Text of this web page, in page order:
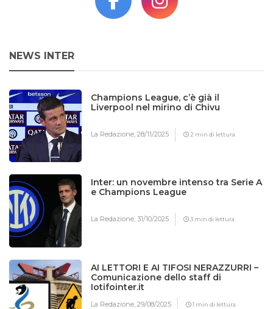
NEWS INTER
Champions League, c’è già il
Liverpool nel mirino di Chivu
La Redazione,28/11/2025 2 min di lettura
Inter: un novembre intenso tra Serie A
e Champions League
La Redazione,31/10/2025 3 min di lettura
AI LETTORI E AI TIFOSI NERAZZURRI –
Comunicazione dello staff di
Iotifointer.it
La Redazione,29/08/2025 1 min di lettura